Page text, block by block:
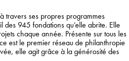
travers ses propres programmes
des 945 fondations qu’elle abrite. Elle
chaque année. Présente sur tous les
est le premier réseau de philanthropie
elle agit grâce à la générosité des